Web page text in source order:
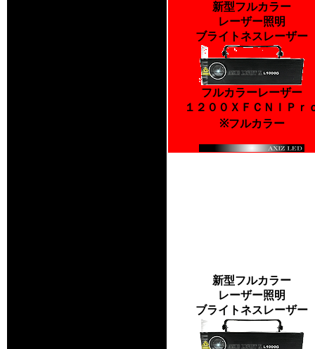
新型フルカラー
レーザー照明
ブライトネスレーザー
フルカラーレーザー
１２００ＸＦＣＮＩＰｒ
※フルカラー
新型フルカラー
レーザー照明
ブライトネスレーザー